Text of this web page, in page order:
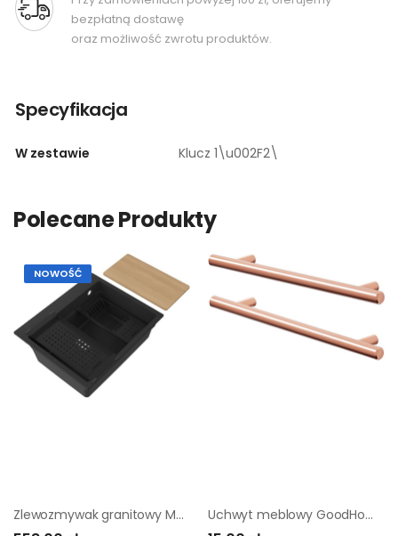
bezpłatną dostawę
oraz możliwość zwrotu produktów.
Specyfikacja
W zestawie Klucz 1\u002F2\
Polecane Produkty
NOWOŚĆ
Zlewozmywak granitowy Massimo 1-komorowy bez odpływu czarny metalik + akcesoria Uchwyt meblowy GoodHome Annato T 220 mm miedź 2 szt